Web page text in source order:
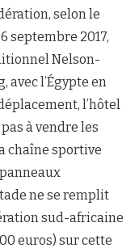
selon le
septembre 2017,
Nelson-
avec l’Égypte en
l’hôtel
à vendre les
chaîne sportive
ne se remplit
sud-africaine
euros) sur cette